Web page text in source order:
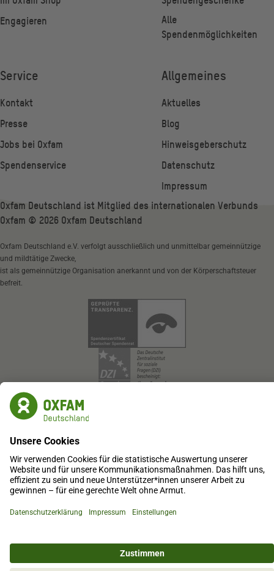
Engagieren
Alle
Spendenmöglichkeiten
Service
Kontakt
Presse
Jobs bei Oxfam
Spendenservice
Allgemeines
Aktuelles
Blog
Hinweisgeberschutz
Datenschutz
Impressum
Oxfam Deutschland ist Mitglied des internationalen Verbunds
Oxfam © 2026 Oxfam Deutschland
Oxfam Deutschland e.V. verfolgt ausschließlich und unmittelbar gemeinnützige
und mildtätige Zwecke,
ist als gemeinnützige Organisation anerkannt und von der Körperschaftsteuer
befreit.
Oxfam Deutschland e.V.
SozialBank
IBAN: DE87 3702 0500 0008 0905 00
IBAN kopieren